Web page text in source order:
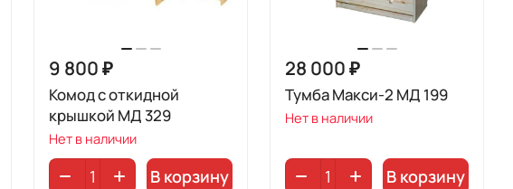
9 800 ₽
Комод с откидной
крышкой МД 329
Нет в наличии
В корзину
28 000 ₽
Тумба Макси-2 МД 199
Нет в наличии
В корзину